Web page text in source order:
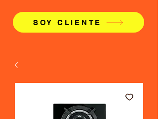
SOY CLIENTE